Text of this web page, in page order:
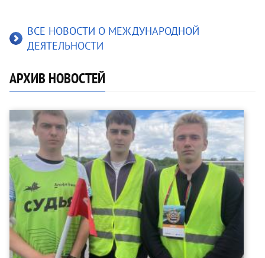
ВСЕ НОВОСТИ О МЕЖДУНАРОДНОЙ
ДЕЯТЕЛЬНОСТИ
АРХИВ НОВОСТЕЙ